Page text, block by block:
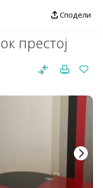
Сподели
престој